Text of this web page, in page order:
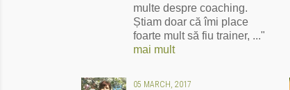
multe despre coaching.
Știam doar că îmi place
foarte mult să fiu trainer, ..."
mai mult
05 MARCH, 2017